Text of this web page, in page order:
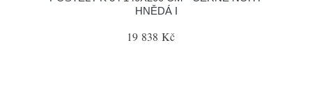
HNĚDÁ I
19 838 Kč